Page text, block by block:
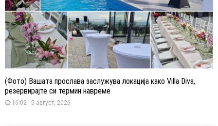
(Фото) Вашата прослава заслужува локација како Villa Diva,
резервирајте си термин навреме
16:02 - 5 август, 2026